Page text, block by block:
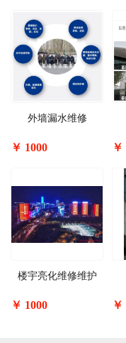
外墙漏水维修
￥ 1000 ￥
楼宇亮化维修维护
￥ 1000 ￥